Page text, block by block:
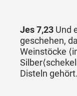
Jes 7,23 Und
geschehen,
Weinstöcke
Disteln gehört.